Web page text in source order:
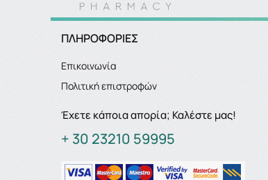
ΠΛΗΡΟΦΟΡΙΕΣ
Επικοινωνία
Πολιτική επιστροφών
Έχετε κάποια απορία; Καλέστε μας!
+ 30 23210 59995